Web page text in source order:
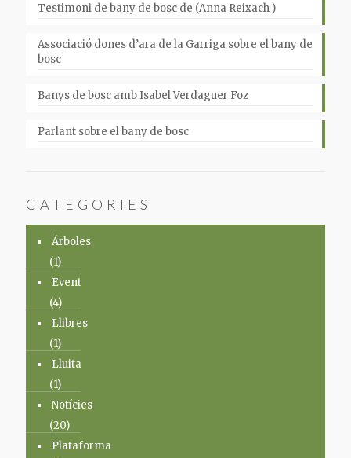
Testimoni de bany de bosc de (Anna Reixach )
Associació dones d’ara de la Garriga sobre el bany de
bosc
Banys de bosc amb Isabel Verdaguer Foz
Parlant sobre el bany de bosc
CATEGORIES
Árboles
(1)
Event
(4)
Llibres
(1)
Lluita
(1)
Notícies
(20)
Plataforma